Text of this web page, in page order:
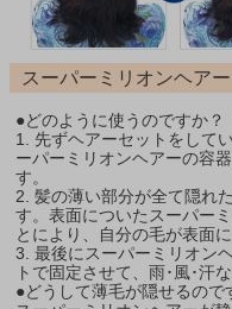
スーパーミリオンヘア
●どのように使うのですか？
1. 先ずヘアーセットをして
ーパーミリオンヘアーの容
す。
2. 髪の薄い部分が全て隠れ
す。表面についたスーパー
とにより、自分の毛が表面
3. 最後にスーパーミリオン
トで固定させて、雨･風･汗
●どうして薄毛が隠せるので